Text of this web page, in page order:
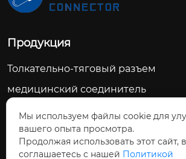
Продукция
Толкательно-тяговый разъем
медицинский соединитель
Подводный соединитель
Промышленный соединитель
Мы используем файлы cookie для
вашего опыта просмотра.
Продолжая использовать этот сайт,
соглашаетесь с нашей Политикой